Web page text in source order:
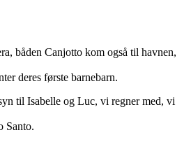
båden Canjotto kom også til havnen,
deres første barnebarn.
til Isabelle og Luc, vi regner med, vi
Santo.